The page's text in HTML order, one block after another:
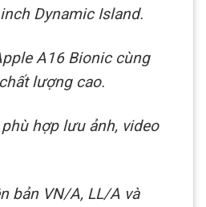
Dynamic Island.
A16 Bionic cùng
lượng cao.
hợp lưu ảnh, video
bản VN/A, LL/A và